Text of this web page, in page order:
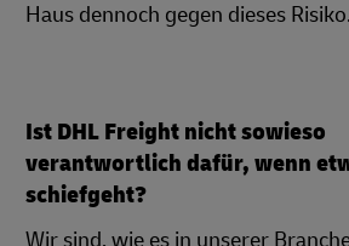
Haus dennoch gegen dieses Risiko.
Ist DHL Freight nicht sowieso
verantwortlich dafür, wenn
schiefgeht?